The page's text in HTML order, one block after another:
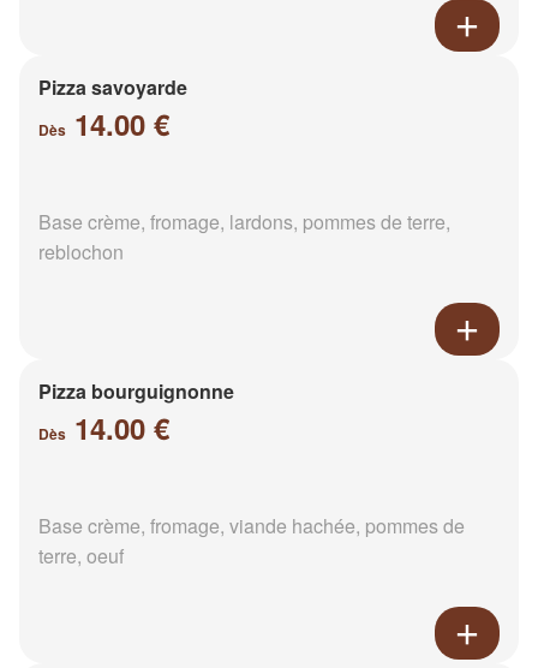
Pizza savoyarde
Dès 14.00 €
Base crème, fromage, lardons, pommes de terre,
reblochon
Pizza bourguignonne
Dès 14.00 €
Base crème, fromage, viande hachée, pommes de
terre, oeuf